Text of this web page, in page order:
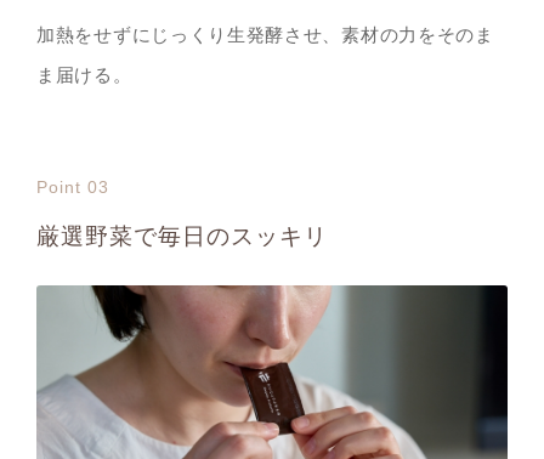
加熱をせずにじっくり生発酵させ、素材の力をそのま
ま届ける。
Point 03
厳選野菜で毎日のスッキリ